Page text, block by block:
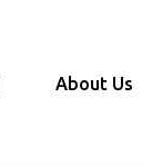
About Us